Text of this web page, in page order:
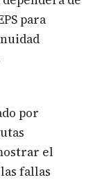
para
por
el
fallas